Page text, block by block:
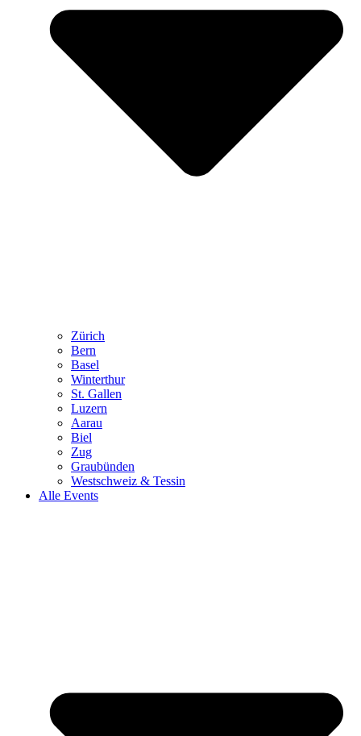
Zürich
Bern
Basel
Winterthur
St. Gallen
Luzern
Aarau
Biel
Zug
Graubünden
Westschweiz & Tessin
Alle Events